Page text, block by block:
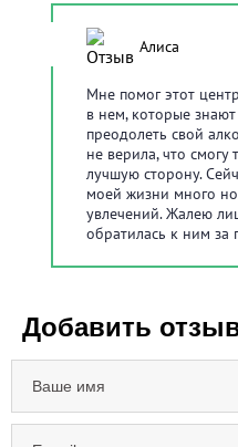
Алиса
Мне помог этот
в нем, которые
преодолеть свой
не верила, что смогу
лучшую сторону.
моей жизни много
увлечений. Жалею
обратилась к ним
Добавить